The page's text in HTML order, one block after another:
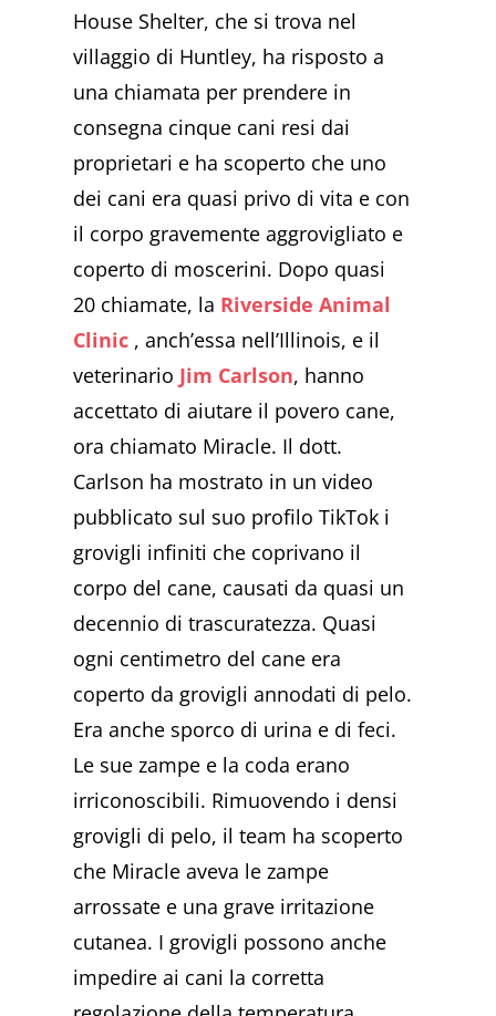
House Shelter, che si trova nel
villaggio di Huntley, ha risposto a
una chiamata per prendere in
consegna cinque cani resi dai
proprietari e ha scoperto che uno
dei cani era quasi privo di vita e con
il corpo gravemente aggrovigliato e
coperto di moscerini. Dopo quasi
20 chiamate, la Riverside Animal
Clinic , anch’essa nell’Illinois, e il
veterinario Jim Carlson, hanno
accettato di aiutare il povero cane,
ora chiamato Miracle. Il dott.
Carlson ha mostrato in un video
pubblicato sul suo profilo TikTok i
grovigli infiniti che coprivano il
corpo del cane, causati da quasi un
decennio di trascuratezza. Quasi
ogni centimetro del cane era
coperto da grovigli annodati di pelo.
Era anche sporco di urina e di feci.
Le sue zampe e la coda erano
irriconoscibili. Rimuovendo i densi
grovigli di pelo, il team ha scoperto
che Miracle aveva le zampe
arrossate e una grave irritazione
cutanea. I grovigli possono anche
impedire ai cani la corretta